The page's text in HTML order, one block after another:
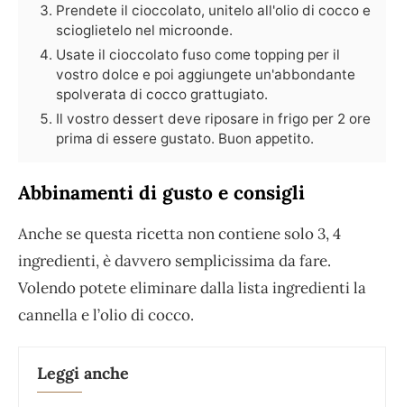
Prendete il cioccolato, unitelo all'olio di cocco e
scioglietelo nel microonde.
Usate il cioccolato fuso come topping per il
vostro dolce e poi aggiungete un'abbondante
spolverata di cocco grattugiato.
Il vostro dessert deve riposare in frigo per 2 ore
prima di essere gustato. Buon appetito.
Abbinamenti di gusto e consigli
Anche se questa ricetta non contiene solo 3, 4
ingredienti, è davvero semplicissima da fare.
Volendo potete eliminare dalla lista ingredienti la
cannella e l’olio di cocco.
Leggi anche